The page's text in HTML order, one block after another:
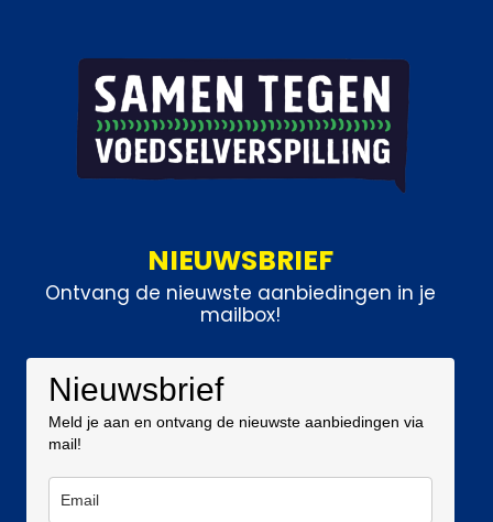
NIEUWSBRIEF
Ontvang de nieuwste aanbiedingen in je
mailbox!
Nieuwsbrief
Meld je aan en ontvang de nieuwste aanbiedingen via
mail!